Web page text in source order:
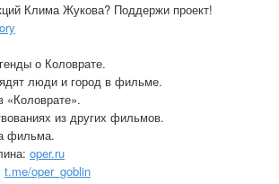
Клима Жукова? Поддержи проект!
о Коловрате.
люди и город в фильме.
из других фильмов.
фильма.
oper.ru
t.me/oper_goblin